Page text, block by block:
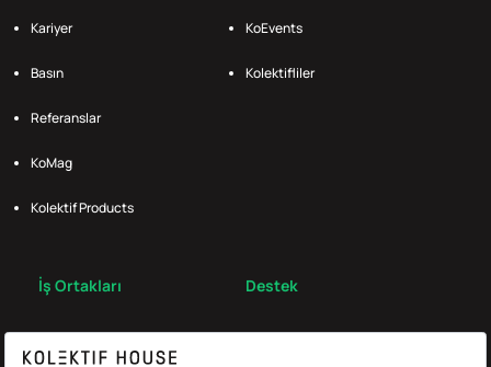
Kariyer
Basın
Referanslar
KoMag
Kolektif Products
KoEvents
Kolektifliler
İş Ortakları Destek